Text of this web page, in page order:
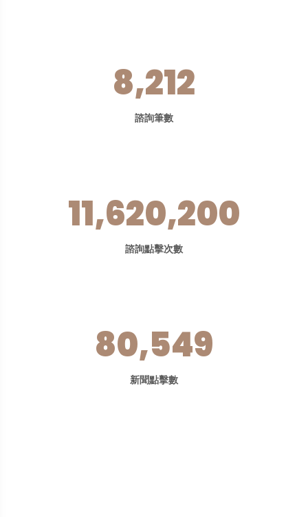
8,212
諮詢筆數
11,620,200
諮詢點擊次數
80,549
新聞點擊數